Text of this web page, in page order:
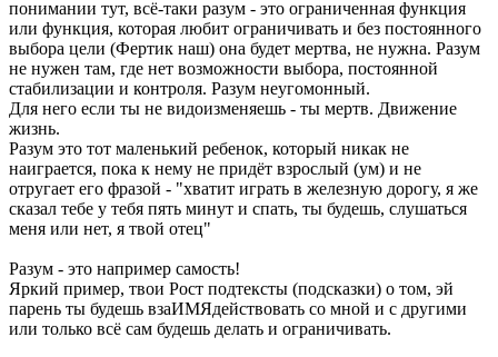
понимании тут, всё-таки разум - это ограниченная функция
или функция, которая любит ограничивать и без постоянного
выбора цели (Фертик наш) она будет мертва, не нужна. Разум
не нужен там, где нет возможности выбора, постоянной
стабилизации и контроля. Разум неугомонный.
Для него если ты не видоизменяешь - ты мертв. Движение
жизнь.
Разум это тот маленький ребенок, который никак не
наиграется, пока к нему не придёт взрослый (ум) и не
отругает его фразой - "хватит играть в железную дорогу, я же
сказал тебе у тебя пять минут и спать, ты будешь, слушаться
меня или нет, я твой отец"
Разум - это например самость!
Яркий пример, твои Рост подтексты (подсказки) о том, эй
парень ты будешь взаИМЯдействовать со мной и с другими
или только всё сам будешь делать и ограничивать.